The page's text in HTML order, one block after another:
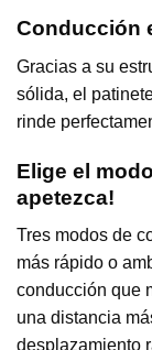
Conducción
Gracias a su
sólida, el
rinde
Elige el
apetezca!
Tres modos de
más rápido o
conducción que
una distancia
desplazamiento